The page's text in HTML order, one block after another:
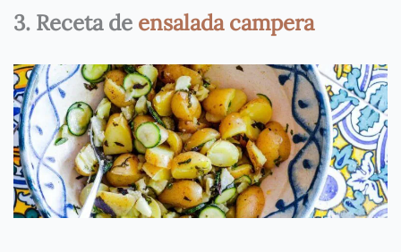
3. Receta de ensalada campera